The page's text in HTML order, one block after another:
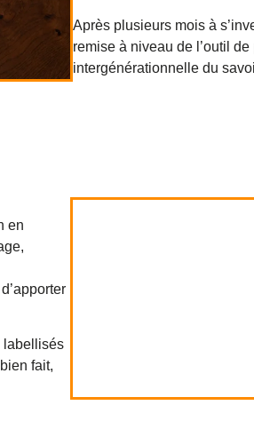
Après plusieurs mois à
remise à niveau de l’outil
intergénérationnelle du
en
labellisés
fait,